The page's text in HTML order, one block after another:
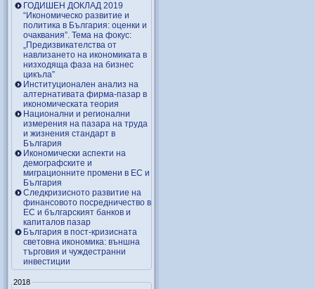
ГОДИШЕН ДОКЛАД 2019
“Икономическо развитие и
политика в България: оценки и
очаквания”. Тема на фокус:
„Предизвикателства от
навлизането на икономиката в
низходяща фаза на бизнес
цикъла”
Институционален анализ на
алтернативата фирма-пазар в
икономическата теория
Национални и регионални
измерения на пазара на труда
и жизнения стандарт в
България
Икономически аспекти на
демографските и
миграционните промени в ЕС и
България
Следкризисното развитие на
финансовото посредничество в
ЕС и българският банков и
капиталов пазар
България в пост-кризисната
световна икономика: външна
търговия и чуждестранни
инвестиции
2018